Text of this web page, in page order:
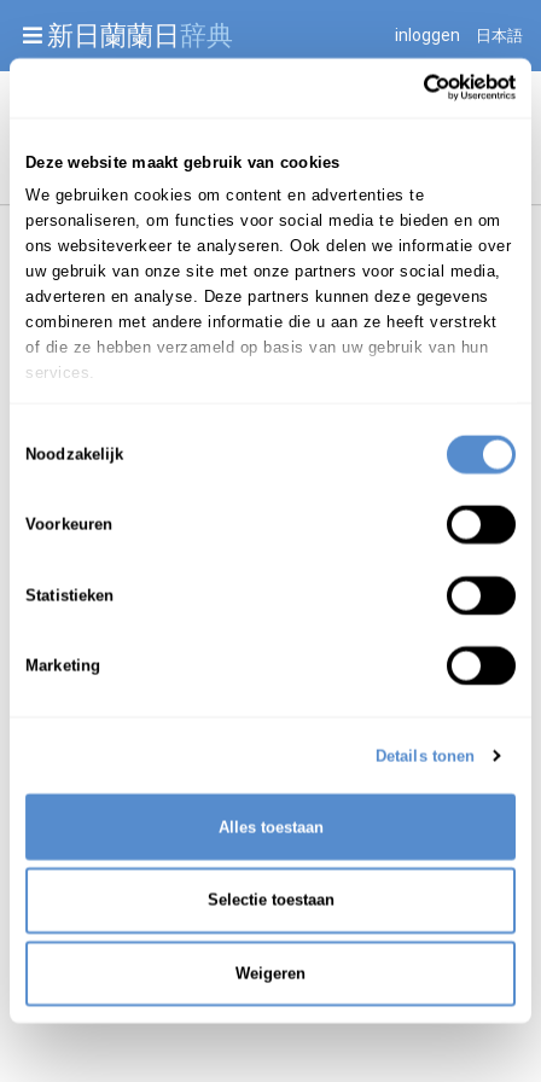
Deze website maakt gebruik van cookies
We gebruiken cookies om content en advertenties te
personaliseren, om functies voor social media te bieden en om
ons websiteverkeer te analyseren. Ook delen we informatie over
uw gebruik van onze site met onze partners voor social media,
adverteren en analyse. Deze partners kunnen deze gegevens
combineren met andere informatie die u aan ze heeft verstrekt
of die ze hebben verzameld op basis van uw gebruik van hun
services.
Noodzakelijk
Voorkeuren
Statistieken
Marketing
Details tonen
Alles toestaan
Selectie toestaan
Weigeren
Warning: Undefined array key "jnnjuid" in
/mnt/web216/d2/76/52236976/htdocs/jnnj-prod/search.php
新日蘭蘭日辞典 inloggen 日本語
Login om te bewerken ...
ざっこく